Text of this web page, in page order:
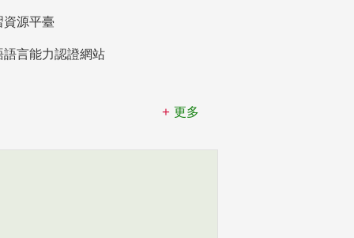
資源平臺
語言能力認證網站
更多